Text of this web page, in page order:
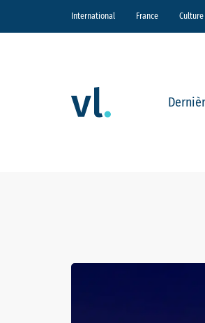
International France Culture